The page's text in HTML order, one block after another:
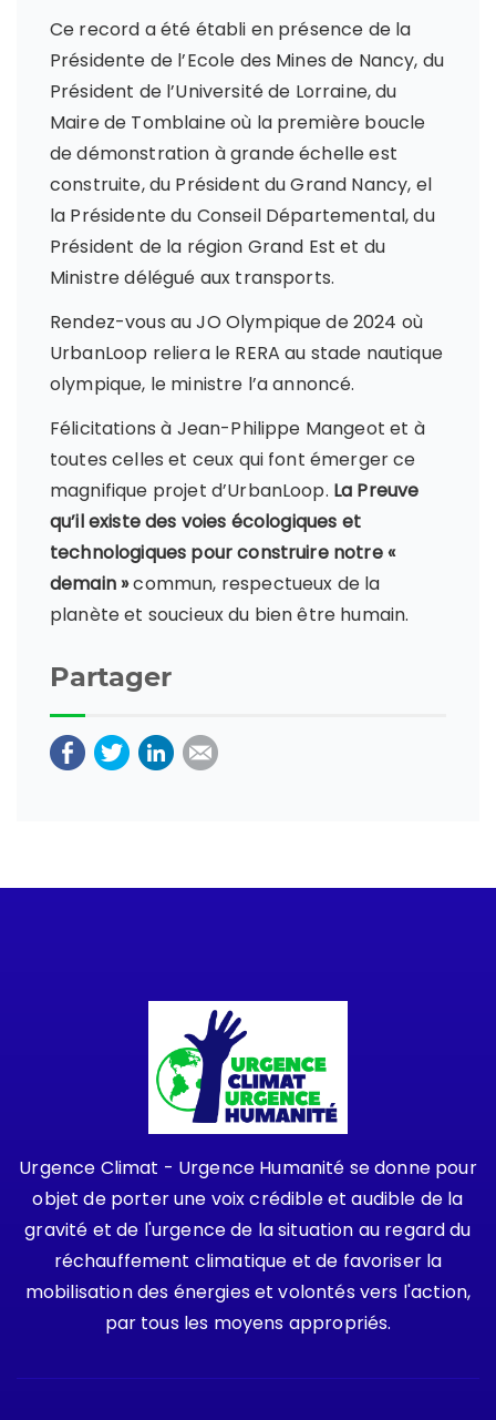
Ce record a été établi en présence de la
Présidente de l’Ecole des Mines de Nancy, du
Président de l’Université de Lorraine, du
Maire de Tomblaine où la première boucle
de démonstration à grande échelle est
construite, du Président du Grand Nancy, el
la Présidente du Conseil Départemental, du
Président de la région Grand Est et du
Ministre délégué aux transports.
Rendez-vous au JO Olympique de 2024 où
UrbanLoop reliera le RERA au stade nautique
olympique, le ministre l’a annoncé.
Félicitations à Jean-Philippe Mangeot et à
toutes celles et ceux qui font émerger ce
magnifique projet d’UrbanLoop. La Preuve
qu’il existe des voies écologiques et
technologiques pour construire notre «
demain »commun, respectueux de la
planète et soucieux du bien être humain.
Partager
Urgence Climat - Urgence Humanité se donne pour
objet de porter une voix crédible et audible de la
gravité et de l'urgence de la situation au regard du
réchauffement climatique et de favoriser la
mobilisation des énergies et volontés vers l'action,
par tous les moyens appropriés.